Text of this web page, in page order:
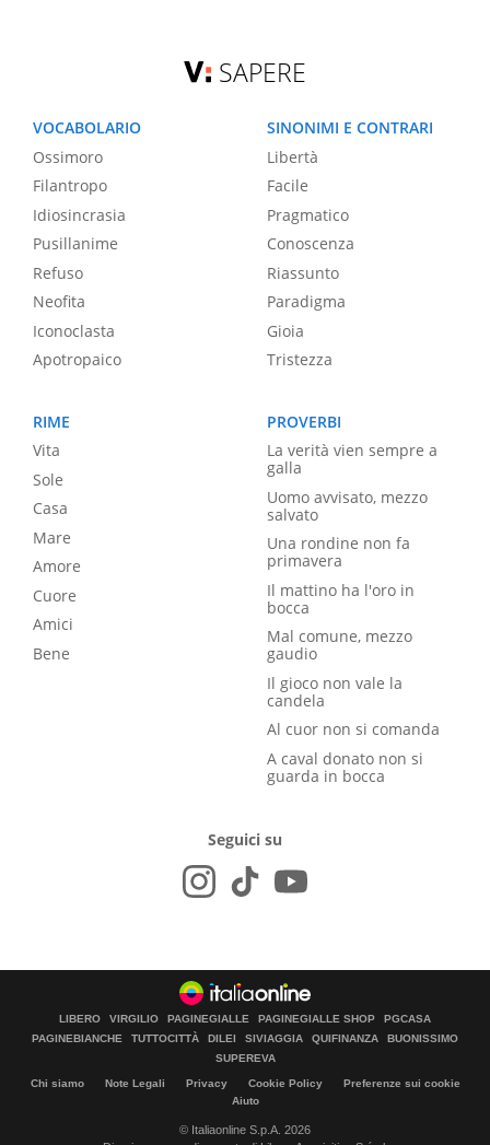
SAPERE
VOCABOLARIO
Ossimoro
Filantropo
Idiosincrasia
Pusillanime
Refuso
Neofita
Iconoclasta
Apotropaico
SINONIMI E CONTRARI
Libertà
Facile
Pragmatico
Conoscenza
Riassunto
Paradigma
Gioia
Tristezza
RIME
Vita
Sole
Casa
Mare
Amore
Cuore
Amici
Bene
PROVERBI
La verità vien sempre a
galla
Uomo avvisato, mezzo
salvato
Una rondine non fa
primavera
Il mattino ha l'oro in
bocca
Mal comune, mezzo
gaudio
Il gioco non vale la
candela
Al cuor non si comanda
A caval donato non si
guarda in bocca
Seguici su
LIBERO VIRGILIO PAGINEGIALLE PAGINEGIALLE SHOP
PGCASA
PAGINEBIANCHE
TUTTOCITTÀ DILEI SIVIAGGIA QUIFINANZA
BUONISSIMO
SUPEREVA
Chi siamo Note Legali Privacy Cookie Policy
Preferenze sui cookie
Aiuto
© Italiaonline S.p.A. 2026